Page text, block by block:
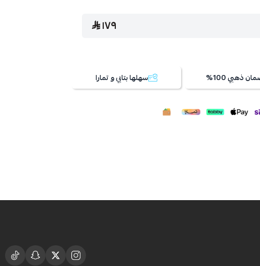
١٧٩
ذهبي 100% سهلها بتابي و تمارا